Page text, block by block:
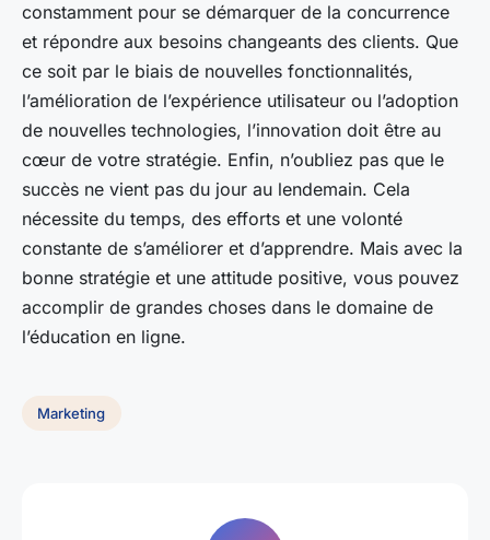
constamment pour se démarquer de la concurrence
et répondre aux besoins changeants des clients. Que
ce soit par le biais de nouvelles fonctionnalités,
l’amélioration de l’expérience utilisateur ou l’adoption
de nouvelles technologies, l’innovation doit être au
cœur de votre stratégie. Enfin, n’oubliez pas que le
succès ne vient pas du jour au lendemain. Cela
nécessite du temps, des efforts et une volonté
constante de s’améliorer et d’apprendre. Mais avec la
bonne stratégie et une attitude positive, vous pouvez
accomplir de grandes choses dans le domaine de
l’éducation en ligne.
Marketing